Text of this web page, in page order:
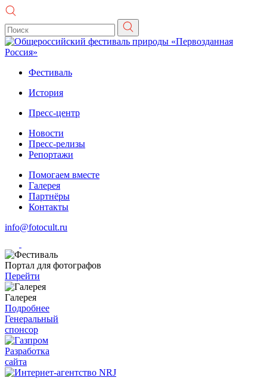
Фестиваль
История
Пресс-центр
Новости
Пресс-релизы
Репортажи
Помогаем вместе
Галерея
Партнёры
Контакты
info@fotocult.ru
Портал для фотографов
Перейти
Галерея
Подробнее
Генеральный
спонсор
Разработка
сайта